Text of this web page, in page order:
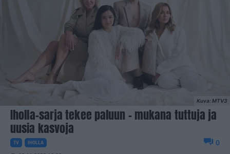
Kuva: MTV3
Iholla-sarja tekee paluun – mukana tuttuja ja
uusia kasvoja
TV IHOLLA 0